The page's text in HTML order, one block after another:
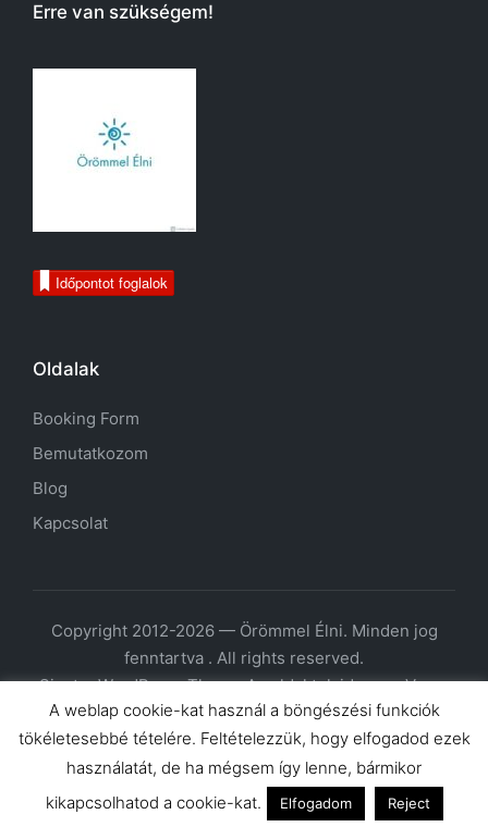
Erre van szükségem!
Időpontot foglalok
Oldalak
Booking Form
Bemutatkozom
Blog
Kapcsolat
Copyright 2012-2026 — Örömmel Élni. Minden jog
fenntartva . All rights reserved.
Sinatra WordPress ThemeAz oldal tulajdonosa Varga
Beatrix e.v.; székhely: 2600 Vác, Báthori Miklós u. 11/a;
nyt.szám: 34302682; adószám: 66360913-1-33;
stat.számjel: 66360913960923101; felnőttképzési
nyt.szám: B/2020/002250; elérhetőség:
varga.beatrix@orommelelni.hu; +36-20-345-8949
A weblap cookie-kat használ a böngészési funkciók
tökéletesebbé tételére. Feltételezzük, hogy elfogadod ezek
használatát, de ha mégsem így lenne, bármikor
kikapcsolhatod a cookie-kat.
Elfogadom Reject